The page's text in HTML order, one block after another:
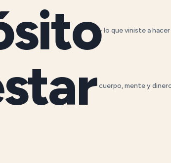
· lo que viniste a hacer
· cuerpo, mente y